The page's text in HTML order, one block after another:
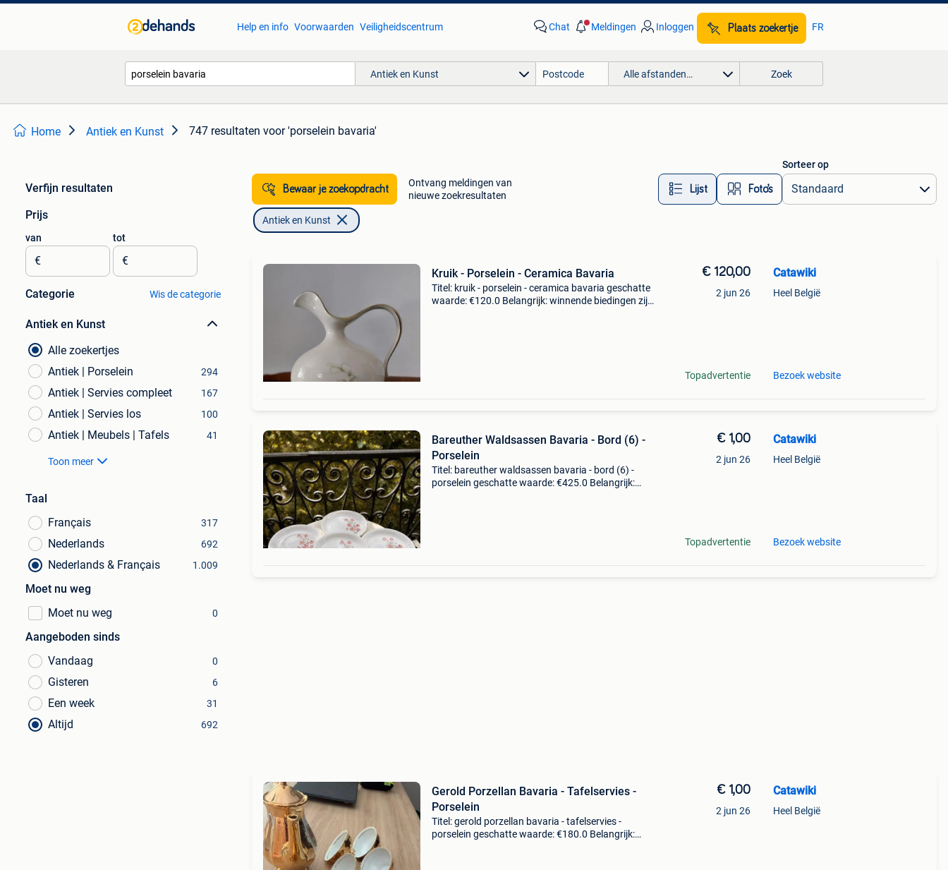
Help en info Voorwaarden Veiligheidscentrum Chat Meldingen Inloggen Plaats zoekertje FR
Antiek en Kunst Alle afstanden… Zoek
Home Antiek en Kunst 747 resultaten voor 'porselein bavaria'
Verfijn resultaten
Prijs
van
€
tot
€
Categorie Wis de categorie
Antiek en Kunst
Alle zoekertjes
Antiek | Porselein
294
Antiek | Servies compleet 167
Antiek | Servies los 100
Antiek | Meubels | Tafels 41
Toon meer
Taal
Français
317
Nederlands 692
Nederlands & Français 1.009
Moet nu weg
Moet nu weg
0
Aangeboden sinds
Vandaag
0
Gisteren 6
Een week 31
Altijd 692
Bewaar je zoekopdracht
Ontvang meldingen van
nieuwe zoekresultaten
Lijst Foto’s
Sorteer op
Antiek en Kunst
Kruik - Porselein - Ceramica Bavaria
Titel: kruik - porselein - ceramica bavaria geschatte
waarde: €120.0 Belangrijk: winnende biedingen zijn
€ 120,00
2 jun 26
Topadvertentie
Catawiki
Heel België
Bezoek website
Bareuther Waldsassen Bavaria - Bord (6) -
Porselein
Titel: bareuther waldsassen bavaria - bord (6) -
porselein geschatte waarde: €425.0 Belangrijk:
€ 1,00
2 jun 26
Topadvertentie
Catawiki
Heel België
Bezoek website
Gerold Porzellan Bavaria - Tafelservies -
Porselein
Titel: gerold porzellan bavaria - tafelservies -
porselein geschatte waarde: €180.0 Belangrijk:
€ 1,00
2 jun 26
Catawiki
Heel België